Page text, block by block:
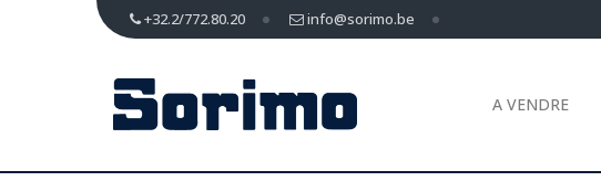
+32.2/772.80.20 info@sorimo.be
A VENDRE